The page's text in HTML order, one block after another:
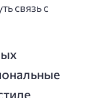
связь с